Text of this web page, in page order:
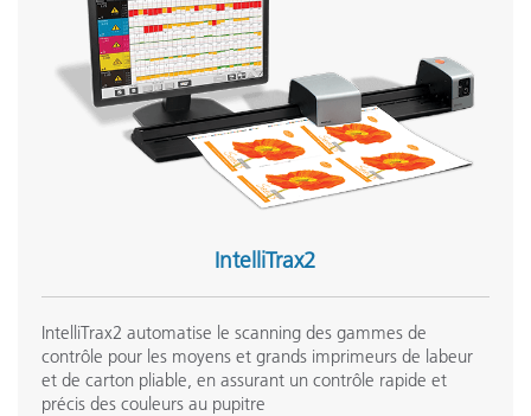
IntelliTrax2
IntelliTrax2 automatise le scanning des gammes de
contrôle pour les moyens et grands imprimeurs de labeur
et de carton pliable, en assurant un contrôle rapide et
précis des couleurs au pupitre